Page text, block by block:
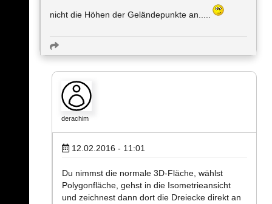
nicht die Höhen der Geländepunkte an.....
derachim
12.02.2016 - 11:01
Du nimmst die normale 3D-Fläche, wählst
Polygonfläche, gehst in die Isometrieansicht
und zeichnest dann dort die Dreiecke direkt an